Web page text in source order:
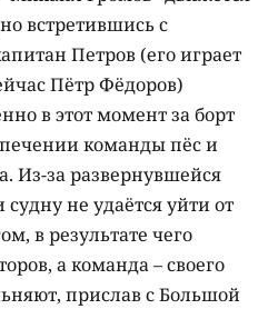
встретившись с
Петров (его играет
Пётр Фёдоров)
в этот момент за борт
команды пёс и
Из-за развернувшейся
не удаётся уйти от
в результате чего
а команда – своего
прислав с Большой